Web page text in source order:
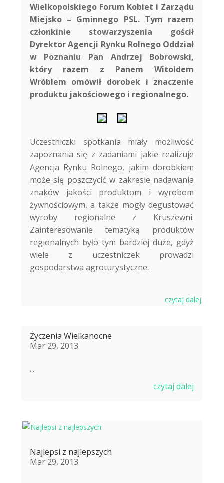
Wielkopolskiego Forum Kobiet i Zarządu
Miejsko – Gminnego PSL. Tym razem
członkinie stowarzyszenia gościł
Dyrektor Agencji Rynku Rolnego Oddział
w Poznaniu Pan Andrzej Bobrowski,
który razem z Panem Witoldem
Wróblem omówił dorobek i znaczenie
produktu jakościowego i regionalnego.
Uczestniczki spotkania miały możliwość
zapoznania się z zadaniami jakie realizuje
Agencja Rynku Rolnego, jakim dorobkiem
może się poszczycić w zakresie nadawania
znaków jakości produktom i wyrobom
żywnościowym, a także mogły degustować
wyroby regionalne z Kruszewni.
Zainteresowanie tematyką produktów
regionalnych było tym bardziej duże, gdyż
wiele z uczestniczek prowadzi
gospodarstwa agroturystyczne.
czytaj dalej
Życzenia Wielkanocne
Mar 29, 2013
...
czytaj dalej
Najlepsi z najlepszych
Mar 29, 2013